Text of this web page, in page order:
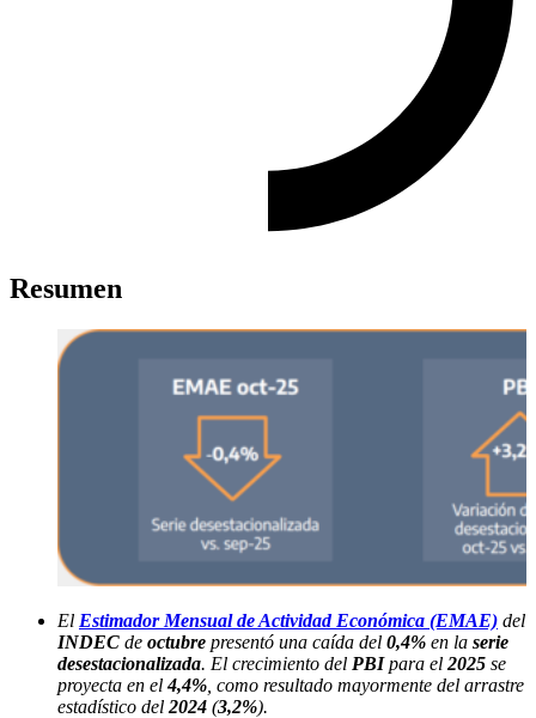
Resumen
El Estimador Mensual de Actividad Económica (EMAE) del
INDEC de octubre presentó una caída del 0,4% en la serie
desestacionalizada. El crecimiento del PBIpara el 2025 se
proyecta en el4,4% , como resultado mayormente del arrastre
estadístico del 2024 (3,2%).